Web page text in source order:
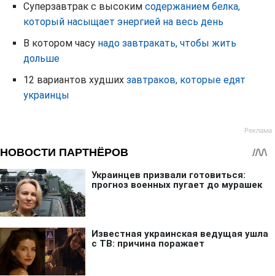
Суперзавтрак с высоким содержанием белка,
который насыщает энергией на весь день
В котором часу надо завтракать, чтобы жить
дольше
12 вариантов худших завтраков, которые едят
украинцы